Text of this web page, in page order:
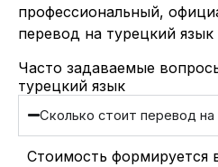
профессиональный,
перевод на турецкий
Часто задаваемые
турецкий язык
Сколько стоит перевод на
Стоимость формируется